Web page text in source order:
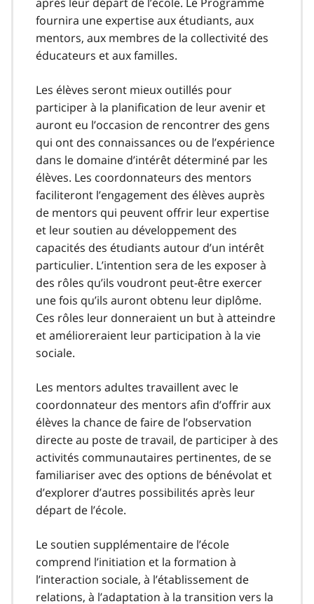
fournira une expertise aux étudiants, aux
mentors, aux membres de la collectivité des
éducateurs et aux familles.
Les élèves seront mieux outillés pour
participer à la planification de leur avenir et
auront eu l’occasion de rencontrer des gens
qui ont des connaissances ou de l’expérience
dans le domaine d’intérêt déterminé par les
élèves. Les coordonnateurs des mentors
faciliteront l’engagement des élèves auprès
de mentors qui peuvent offrir leur expertise
et leur soutien au développement des
capacités des étudiants autour d’un intérêt
particulier. L’intention sera de les exposer à
des rôles qu’ils voudront peut-être exercer
une fois qu’ils auront obtenu leur diplôme.
Ces rôles leur donneraient un but à atteindre
et amélioreraient leur participation à la vie
sociale.
Les mentors adultes travaillent avec le
coordonnateur des mentors afin d’offrir aux
élèves la chance de faire de l’observation
directe au poste de travail, de participer à des
activités communautaires pertinentes, de se
familiariser avec des options de bénévolat et
d’explorer d’autres possibilités après leur
départ de l’école.
Le soutien supplémentaire de l’école
comprend l’initiation et la formation à
l’interaction sociale, à l’établissement de
relations, à l’adaptation à la transition vers la